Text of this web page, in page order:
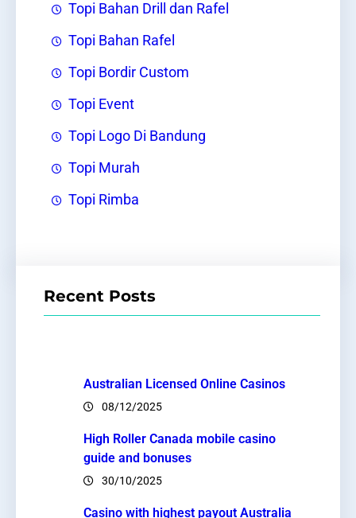
Topi Bahan Drill dan Rafel
Topi Bahan Rafel
Topi Bordir Custom
Topi Event
Topi Logo Di Bandung
Topi Murah
Topi Rimba
Recent Posts
Australian Licensed Online Casinos
08/12/2025
High Roller Canada mobile casino
guide and bonuses
30/10/2025
Casino with highest payout Australia